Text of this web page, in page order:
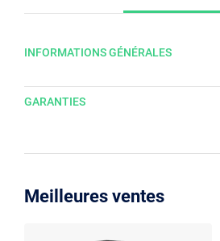
INFORMATIONS GÉNÉRALES
GARANTIES
Meilleures ventes